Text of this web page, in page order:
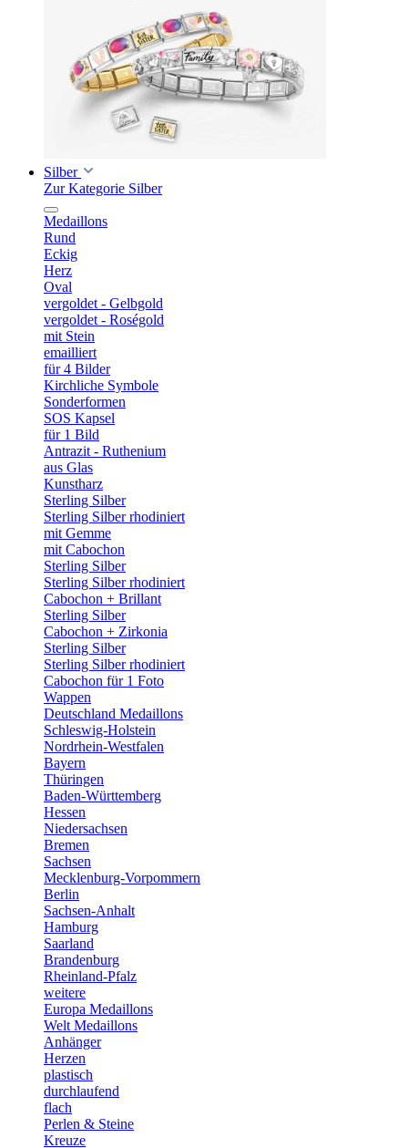
Silber
Zur Kategorie Silber
Medaillons
Rund
Eckig
Herz
Oval
vergoldet - Gelbgold
vergoldet - Roségold
mit Stein
emailliert
für 4 Bilder
Kirchliche Symbole
Sonderformen
SOS Kapsel
für 1 Bild
Antrazit - Ruthenium
aus Glas
Kunstharz
Sterling Silber
Sterling Silber rhodiniert
mit Gemme
mit Cabochon
Sterling Silber
Sterling Silber rhodiniert
Cabochon + Brillant
Sterling Silber
Cabochon + Zirkonia
Sterling Silber
Sterling Silber rhodiniert
Cabochon für 1 Foto
Wappen
Deutschland Medaillons
Schleswig-Holstein
Nordrhein-Westfalen
Bayern
Thüringen
Baden-Württemberg
Hessen
Niedersachsen
Bremen
Sachsen
Mecklenburg-Vorpommern
Berlin
Sachsen-Anhalt
Hamburg
Saarland
Brandenburg
Rheinland-Pfalz
weitere
Europa Medaillons
Welt Medaillons
Anhänger
Herzen
plastisch
durchlaufend
flach
Perlen & Steine
Kreuze